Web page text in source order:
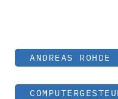
ANDREAS ROHDE